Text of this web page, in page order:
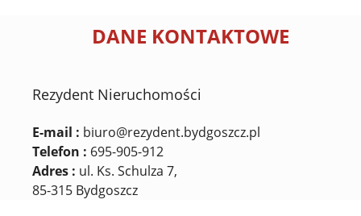
DANE KONTAKTOWE
Rezydent Nieruchomości
E-mail : biuro@rezydent.bydgoszcz.pl
Telefon : 695-905-912
Adres : ul. Ks. Schulza 7,
85-315 Bydgoszcz